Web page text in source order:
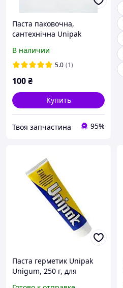
Паста паковочна,
сантехнічна Unipak
В наличии
5.0 (1)
100₴
Купить
Твоя запчастина 95%
Паста герметик Unipak
Unigum, 250 г, для